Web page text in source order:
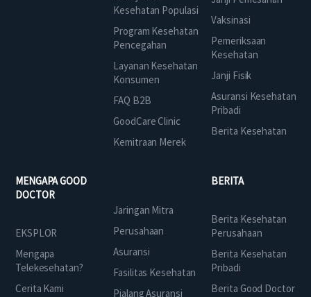
Kesehatan Populasi
Program Kesehatan
Pencegahan
Layanan Kesehatan
Konsumen
FAQ B2B
GoodCare Clinic
Kemitraan Merek
Vaksinasi
Pemeriksaan
Kesehatan
Janji Fisik
Asuransi Kesehatan
Pribadi
Berita Kesehatan
MENGAPA GOOD
DOCTOR
EKSPLOR
Mengapa
Telekesehatan?
Cerita Kami
Jaringan Mitra
Perusahaan
Asuransi
Fasilitas Kesehatan
Pialang Asuransi
BERITA
Berita Kesehatan
Perusahaan
Berita Kesehatan
Pribadi
Berita Good Doctor